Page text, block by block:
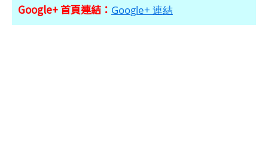
Google+ 首頁連結： Google+ 連結